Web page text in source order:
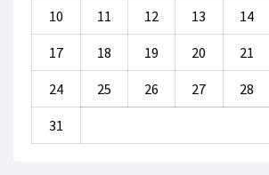
10 11 12 13 14
17 18 19 20 21
24 25 26 27 28
31